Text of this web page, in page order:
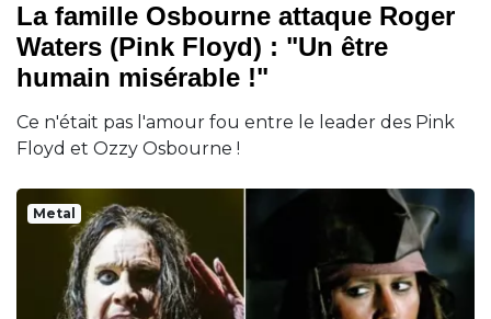
La famille Osbourne attaque Roger
Waters (Pink Floyd) : "Un être
humain misérable !"
Ce n'était pas l'amour fou entre le leader des Pink
Floyd et Ozzy Osbourne !
Metal